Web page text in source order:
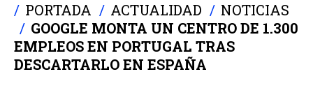
PORTADA ACTUALIDAD
NOTICIAS
GOOGLE MONTA UN CENTRO DE 1.300
EMPLEOS EN PORTUGAL TRAS
DESCARTARLO EN ESPAÑA